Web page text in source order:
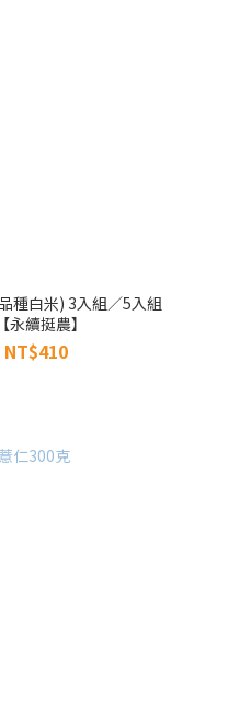
種白米) 3入組／5入組
永續挺農】